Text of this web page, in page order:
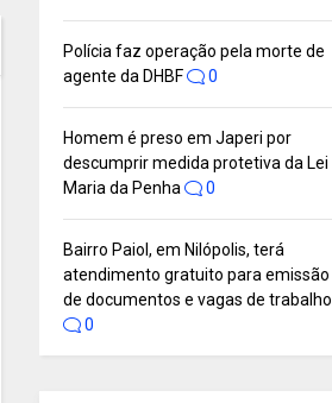
Polícia faz operação pela morte de
agente da DHBF
0
Homem é preso em Japeri por
descumprir medida protetiva da Lei
Maria da Penha
0
Bairro Paiol, em Nilópolis, terá
atendimento gratuito para emissão
de documentos e vagas de trabalho
0